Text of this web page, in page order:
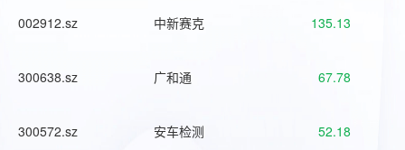
002912.sz 中新赛克 135.13
300638.sz 广和通 67.78
300572.sz 安车检测 52.18